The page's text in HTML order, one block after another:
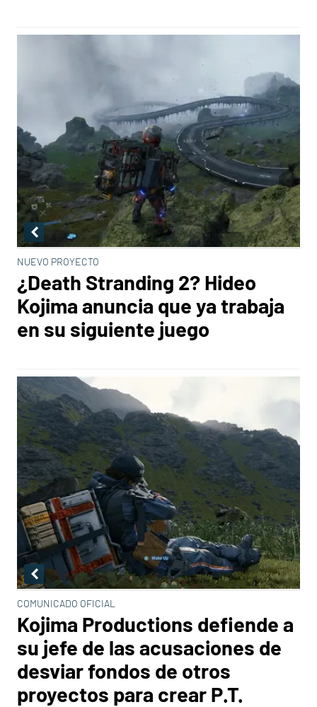
NUEVO PROYECTO
¿Death Stranding 2? Hideo
Kojima anuncia que ya trabaja
en su siguiente juego
COMUNICADO OFICIAL
Kojima Productions defiende a
su jefe de las acusaciones de
desviar fondos de otros
proyectos para crear P.T.